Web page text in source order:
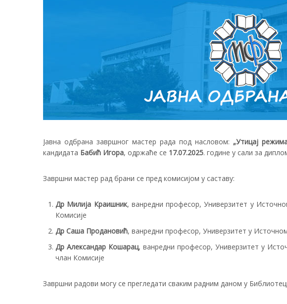
Јавна одбрана завршног мастер рада под насловом: „Утицај
кандидата Бабић Игора, одржаће се 17.07.2025. године у сали за
Завршни мастер рад брани се пред комисијом у саставу:
Др Милија Краишник, ванредни професор, Универзитет у
Комисије
Др Саша Продановић, ванредни професор, Универзитет у
Др Александар Кошарац, ванредни професор, Универзитет у
члан Комисије
Завршни радови могу се прегледати сваким радним даном у